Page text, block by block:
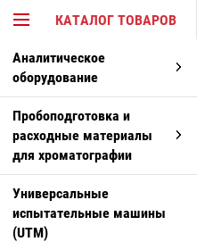
КАТАЛОГ ТОВАРОВ
Аналитическое
оборудование
Пробоподготовка и
расходные материалы
для хроматографии
Универсальные
испытательные машины
(UTM)